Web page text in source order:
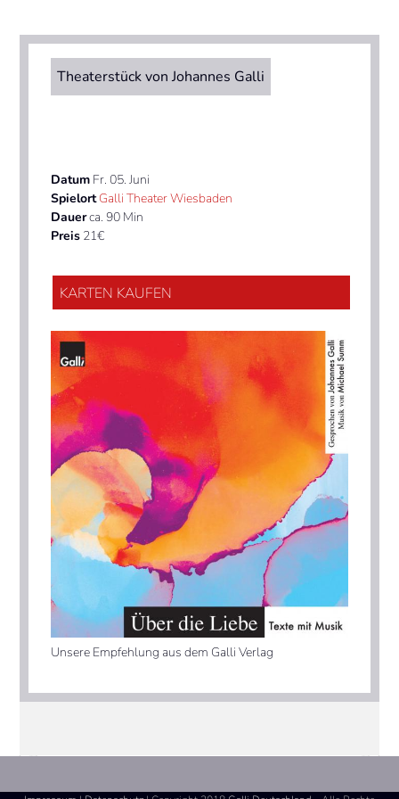
Theaterstück von Johannes Galli
Datum Fr. 05. Juni
SpielortGalli Theater Wiesbaden
Dauerca. 90 Min
Preis 21€
KARTEN KAUFEN
Unsere Empfehlung aus dem Galli Verlag